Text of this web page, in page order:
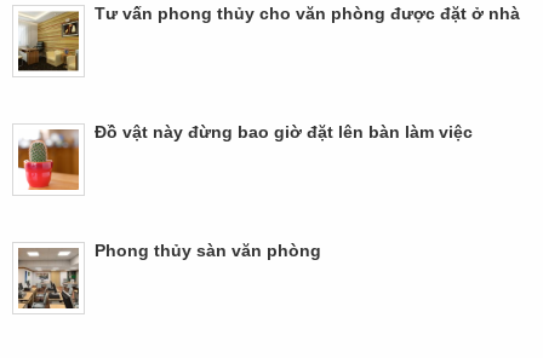
Tư vấn phong thủy cho văn phòng được đặt ở nhà
Đồ vật này đừng bao giờ đặt lên bàn làm việc
Phong thủy sàn văn phòng